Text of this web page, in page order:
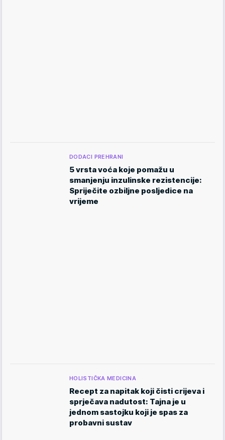
DODACI PREHRANI
5 vrsta voća koje pomažu u
smanjenju inzulinske rezistencije:
Spriječite ozbiljne posljedice na
vrijeme
HOLISTIČKA MEDICINA
Recept za napitak koji čisti crijeva i
sprječava nadutost: Tajna je u
jednom sastojku koji je spas za
probavni sustav